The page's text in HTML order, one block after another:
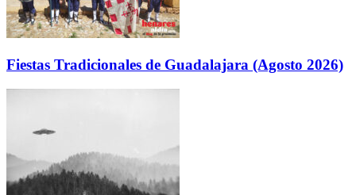
Fiestas Tradicionales de Guadalajara (Agosto 2026)